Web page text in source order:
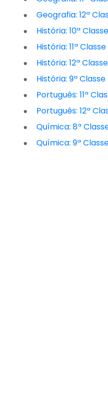
Geografia: 12ª
História: 10ª Classe
História: 11ª Classe
História: 12ª Classe
História: 9ª Classe
Português: 11ª
Português: 12ª
Química: 8ª
Química: 9ª